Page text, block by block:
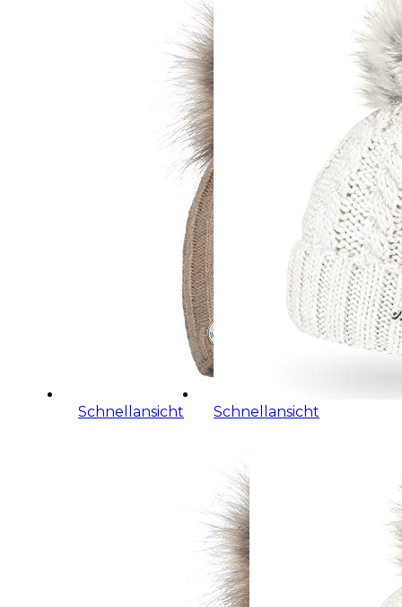
Schnellansicht Schnellansicht